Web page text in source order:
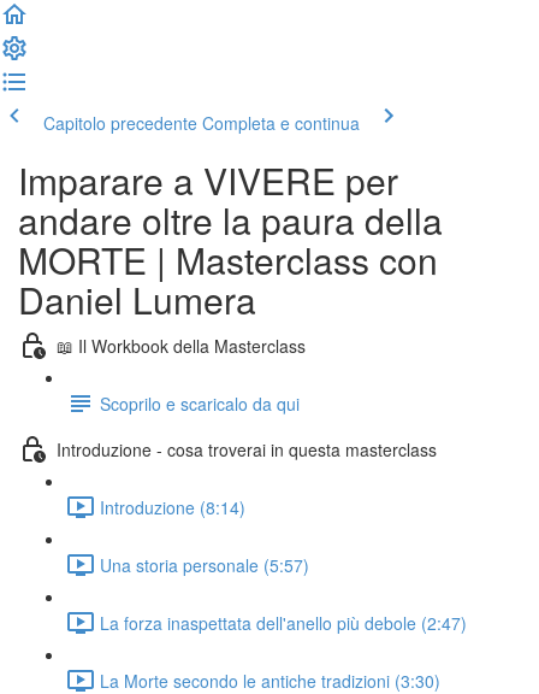
Capitolo precedente Completa e continua
Imparare a VIVERE per
andare oltre la paura della
MORTE | Masterclass con
Daniel Lumera
📖 Il Workbook della Masterclass
Scoprilo e scaricalo da qui
Introduzione - cosa troverai in questa masterclass
Introduzione (8:14)
Una storia personale (5:57)
La forza inaspettata dell'anello più debole (2:47)
La Morte secondo le antiche tradizioni (3:30)